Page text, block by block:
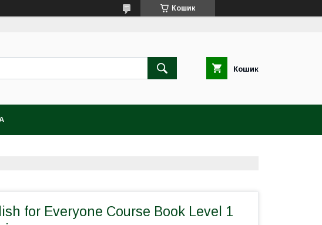
Кошик
Кошик
for Everyone Course Book Level 1